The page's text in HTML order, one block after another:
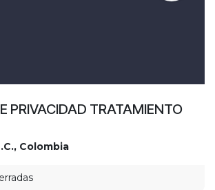
PRIVACIDAD TRATAMIENTO
, Colombia